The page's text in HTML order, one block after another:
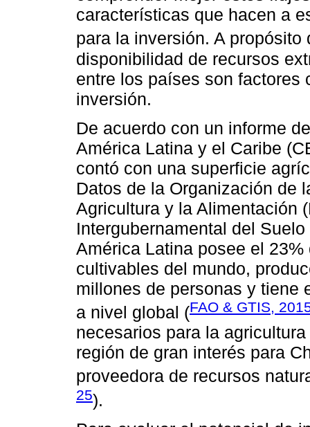
características que hacen a
para la inversión. A
disponibilidad de recursos
entre los países son factores
inversión.
De acuerdo con un informe
América Latina y el Caribe
contó con una superficie
Datos de la Organización de
Agricultura y la Alimentación
Intergubernamental del
América Latina posee el
cultivables del mundo,
millones de personas y tiene
a nivel global (FAO & GTIS,
necesarios para la
región de gran interés para
proveedora de recursos
25).